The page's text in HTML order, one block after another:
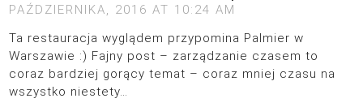
PAŹDZIERNIKA, 2016 AT 10:24 AM
Ta restauracja wyglądem przypomina Palmier w
Warszawie :) Fajny post – zarządzanie czasem to
coraz bardziej gorący temat – coraz mniej czasu na
wszystko niestety…